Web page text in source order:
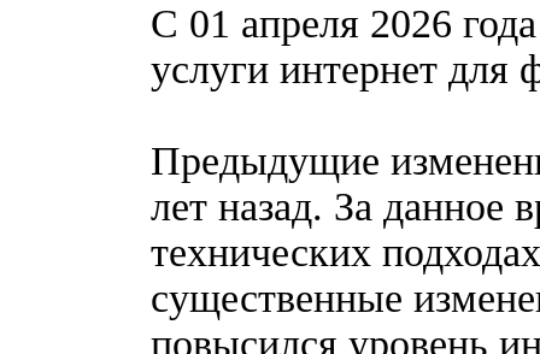
С 01 апреля 2026
услуги интернет для
Предыдущие
лет назад. За данное
технических
существенные
повысился уровень